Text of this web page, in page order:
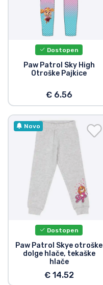
Dostopen
Paw Patrol Sky High
Otroške Pajkice
€ 6.56
Novo
Dostopen
Paw Patrol Skye otroške
dolge hlače, tekaške
hlače
€ 14.52